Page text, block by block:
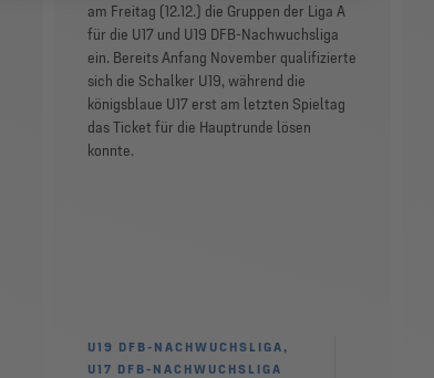
am Freitag (12.12.) die Gruppen der Liga A
für die U17 und U19 DFB-Nachwuchsliga
ein. Bereits Anfang November qualifizierte
sich die Schalker U19, während die
königsblaue U17 erst am letzten Spieltag
das Ticket für die Hauptrunde lösen
konnte.
U19 DFB-NACHWUCHSLIGA,
U17 DFB-NACHWUCHSLIGA